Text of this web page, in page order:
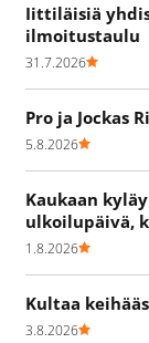
Iittiläisiä
ilmoitustaulu
31.7.2026
Pro ja Jockas
5.8.2026
Kaukaan
ulkoilupäivä,
1.8.2026
Kultaa
3.8.2026